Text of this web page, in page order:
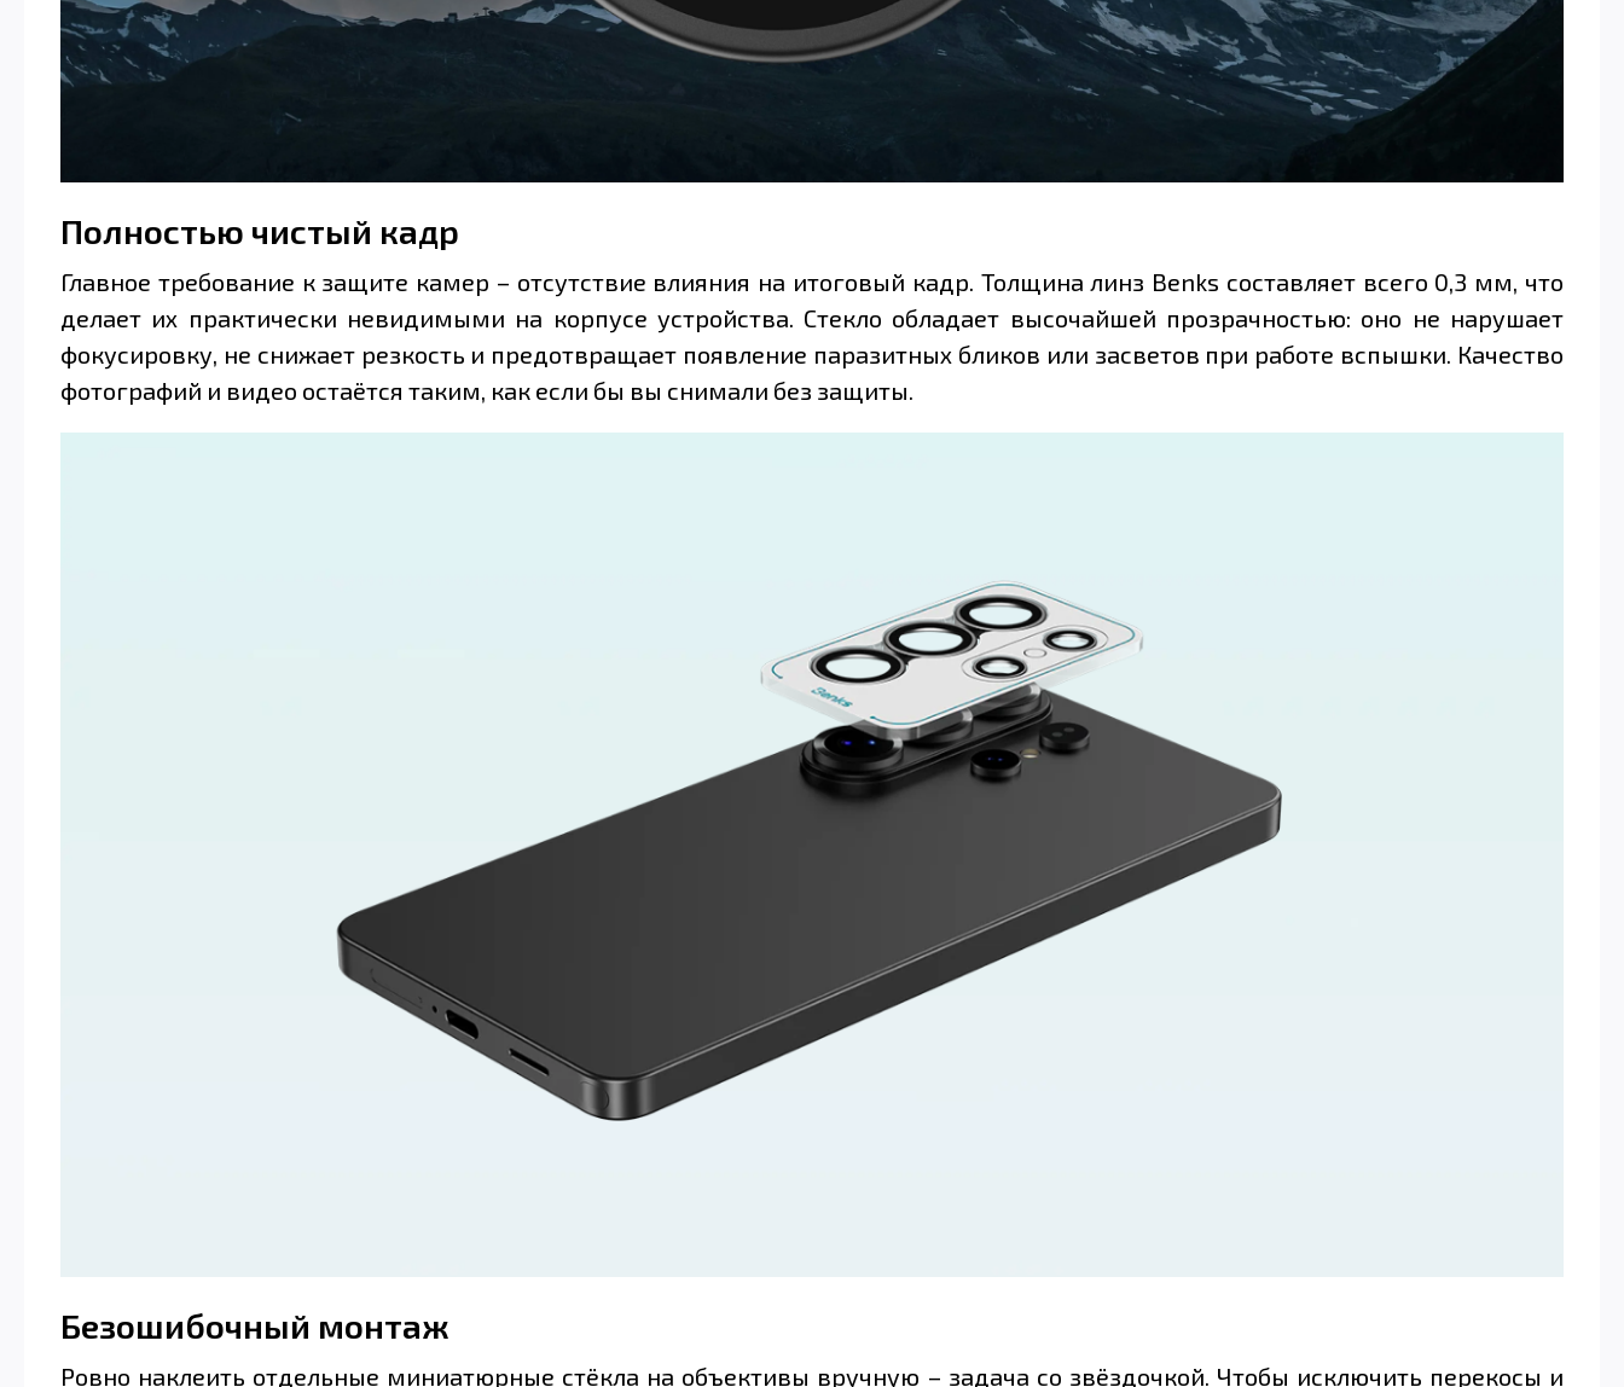
Полностью чистый кадр
Главное требование к защите камер – отсутствие влияния на итоговый кадр. Толщина линз Benks составляет всего 0,3 мм, что
делает их практически невидимыми на корпусе устройства. Стекло обладает высочайшей прозрачностью: оно не нарушает
фокусировку, не снижает резкость и предотвращает появление паразитных бликов или засветов при работе вспышки. Качество
фотографий и видео остаётся таким, как если бы вы снимали без защиты.
Безошибочный монтаж
Ровно наклеить отдельные миниатюрные стёкла на объективы вручную – задача со звёздочкой. Чтобы исключить перекосы и